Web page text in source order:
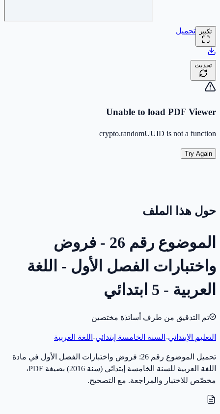
تكبير تحميل
تحديث
Unable to load PDF Viewer
crypto.randomUUID is not a function
Try Again
حول هذا الملف
الموضوع رقم 26 - فروض
واختبارات الفصل الأول - اللغة
العربية - 5 ابتدائي
تم التدقيق من طرف أساتذة مختصين
التعليم الإبتدائي- السنة الخامسة إبتدائي- اللغة العربية
تحميل الموضوع رقم 26: فروض واختبارات الفصل الأول في مادة
اللغة العربية للسنة الخامسة إبتدائي (سنة 2016) بصيغة PDF،
مخصّص للاختبار والمراجعة. مع التصحيح.